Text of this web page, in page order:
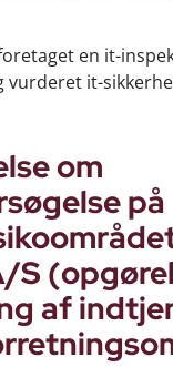
en it-
vurderet it-
om
på
S
af